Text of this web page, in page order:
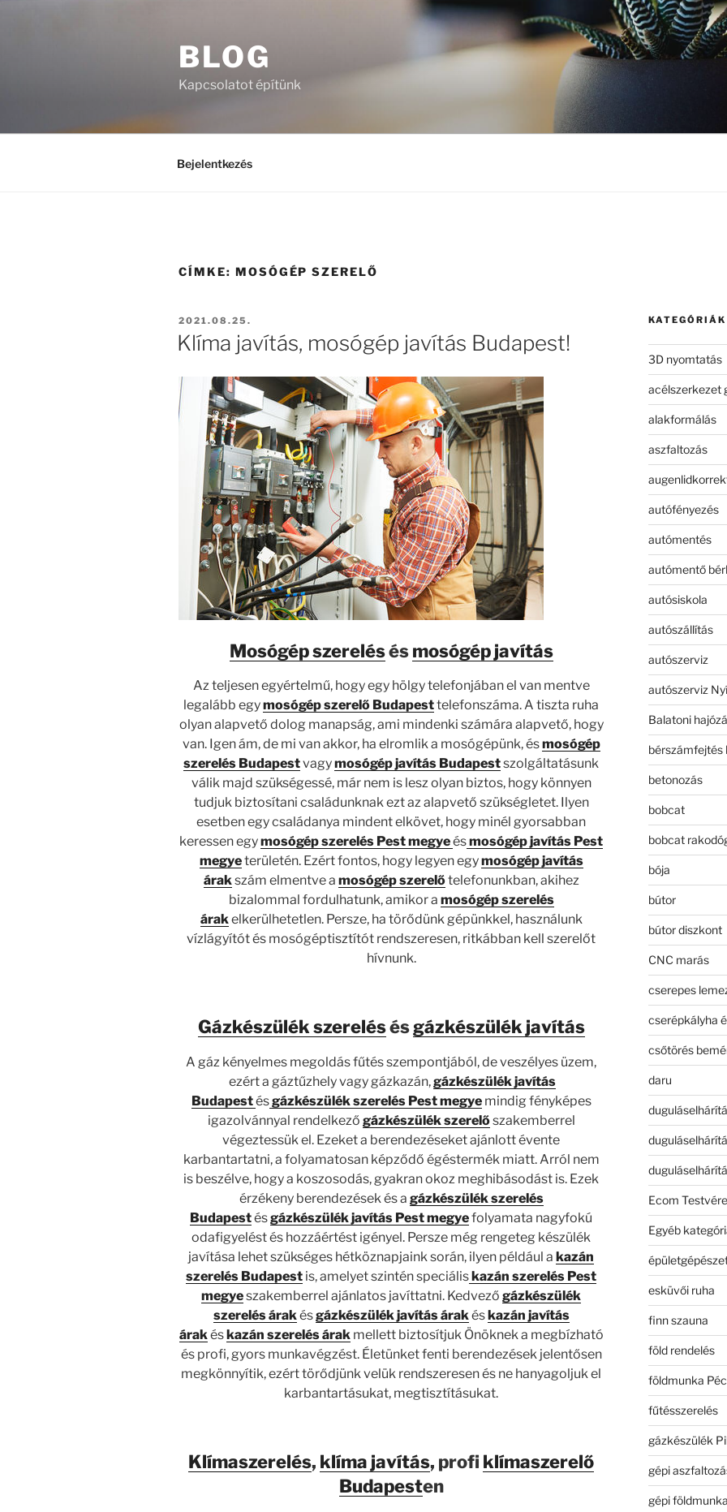
BLOG
Kapcsolatot építünk
Bejelentkezés
CÍMKE: MOSÓGÉP SZERELŐ
BEKÜLDVE:
2021.08.25.
Klíma javítás, mosógép javítás Budapest!
Mosógép szerelésésmosógép javítás
Az teljesen egyértelmű, hogy egy hölgy telefonjában el van mentve
legalább egymosógép szerelő Budapesttelefonszáma. A tiszta ruha
olyan alapvető dolog manapság, ami mindenki számára alapvető, hogy
van. Igen ám, de mi van akkor, ha elromlik a mosógépünk, ésmosógép
szerelés Budapestvagymosógép javítás Budapestszolgáltatásunk
válik majd szükségessé, már nem is lesz olyan biztos, hogy könnyen
tudjuk biztosítani családunknak ezt az alapvető szükségletet. Ilyen
esetben egy családanya mindent elkövet, hogy minél gyorsabban
keressen egymosógép szerelés Pest megyeésmosógép javítás Pest
megyeterületén. Ezért fontos, hogy legyen egymosógép javítás
árakszám elmentve a mosógép szerelőtelefonunkban, akihez
bizalommal fordulhatunk, amikor a mosógép szerelés
árakelkerülhetetlen. Persze, ha törődünk gépünkkel, használunk
vízlágyítót és mosógéptisztítót rendszeresen, ritkábban kell szerelőt
hívnunk.
Gázkészülék szerelésésgázkészülék javítás
A gáz kényelmes megoldás fűtés szempontjából, de veszélyes üzem,
ezért a gáztűzhely vagy gázkazán,gázkészülék javítás
Budapestésgázkészülék szerelés Pest megyemindig fényképes
igazolvánnyal rendelkező gázkészülék szerelőszakemberrel
végeztessük el. Ezeket a berendezéseket ajánlott évente
karbantartatni, a folyamatosan képződő égéstermék miatt. Arról nem
is beszélve, hogy a koszosodás, gyakran okoz meghibásodást is. Ezek
érzékeny berendezések és a gázkészülék szerelés
Budapestésgázkészülék javítás Pest megyefolyamata nagyfokú
odafigyelést és hozzáértést igényel. Persze még rengeteg készülék
javítása lehet szükséges hétköznapjaink során, ilyen például akazán
szerelés Budapest is, amelyet szintén speciáliskazán szerelés Pest
megyeszakemberrel ajánlatos javíttatni. Kedvezőgázkészülék
szerelés árak ésgázkészülék javítás árak éskazán javítás
árak éskazán szerelés árak mellett biztosítjuk Önöknek a megbízható
és profi, gyors munkavégzést. Életünket fenti berendezések jelentősen
megkönnyítik, ezért törődjünk velük rendszeresen és ne hanyagoljuk el
karbantartásukat, megtisztításukat.
Klímaszerelés, klíma javítás, profi klímaszerelő
Budapesten
KATEGÓRIÁK
3D nyomtatás
acélszerkezet
alakformálás
aszfaltozás
autófényezés
autómentés
autómentő
autósiskola
autószállítás
autószerviz
autószerviz
Balatoni
bérszámfejtés
betonozás
bobcat
bobcat
bója
bútor
bútor diszkont
CNC marás
cserepes
cserépkályha
csőtörés
daru
Ecom
Egyéb
esküvői ruha
finn szauna
föld rendelés
földmunka
fűtésszerelés
gázkészülék
gépi
gépi földmunka